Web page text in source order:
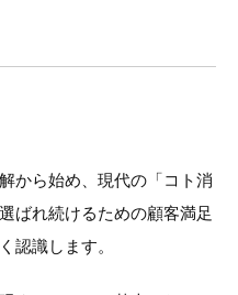
から始め、現代の「コト消
ばれ続けるための顧客満足
認識します。